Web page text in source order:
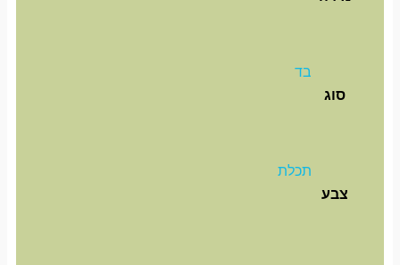
סוג
צבע
תכלת